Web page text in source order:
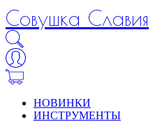
Совушка Славия
НОВИНКИ
ИНСТРУМЕНТЫ